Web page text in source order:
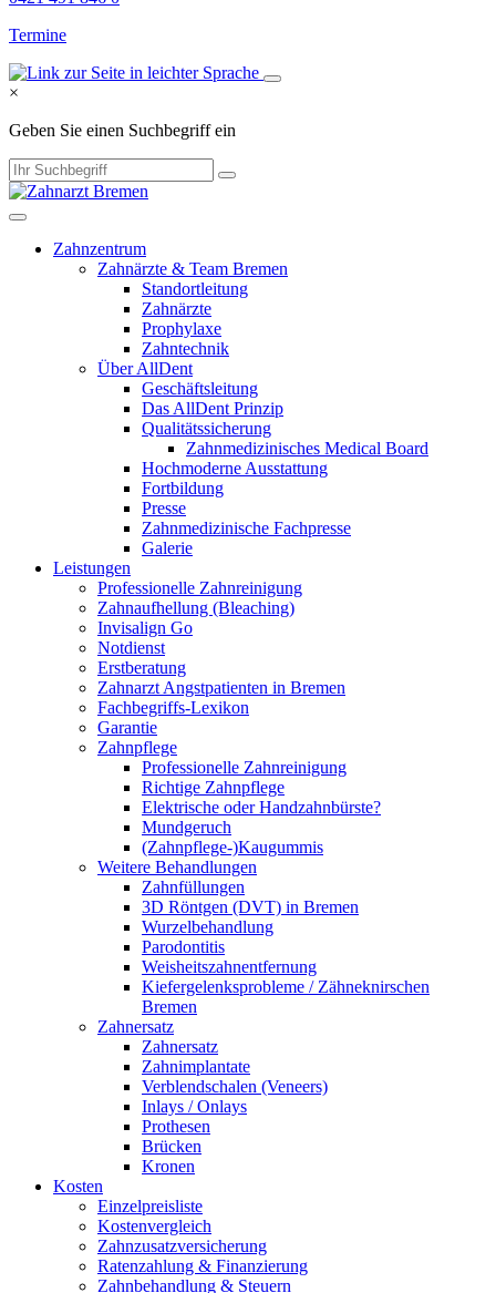
Termine
×
Geben Sie einen Suchbegriff ein
Zahnzentrum
Zahnärzte & Team Bremen
Standortleitung
Zahnärzte
Prophylaxe
Zahntechnik
Über AllDent
Geschäftsleitung
Das AllDent Prinzip
Qualitätssicherung
Zahnmedizinisches Medical Board
Hochmoderne Ausstattung
Fortbildung
Presse
Zahnmedizinische Fachpresse
Galerie
Leistungen
Professionelle Zahnreinigung
Zahnaufhellung (Bleaching)
Invisalign Go
Notdienst
Erstberatung
Zahnarzt Angstpatienten in Bremen
Fachbegriffs-Lexikon
Garantie
Zahnpflege
Professionelle Zahnreinigung
Richtige Zahnpflege
Elektrische oder Handzahnbürste?
Mundgeruch
(Zahnpflege-)Kaugummis
Weitere Behandlungen
Zahnfüllungen
3D Röntgen (DVT) in Bremen
Wurzelbehandlung
Parodontitis
Weisheitszahnentfernung
Kiefergelenksprobleme / Zähneknirschen
Bremen
Zahnersatz
Zahnersatz
Zahnimplantate
Verblendschalen (Veneers)
Inlays / Onlays
Prothesen
Brücken
Kronen
Kosten
Einzelpreisliste
Kostenvergleich
Zahnzusatzversicherung
Ratenzahlung & Finanzierung
Zahnbehandlung & Steuern